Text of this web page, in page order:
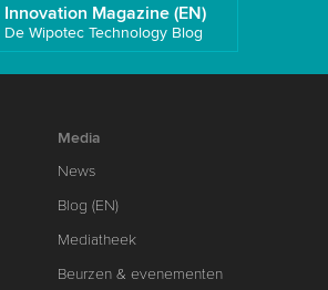
Innovation Magazine (EN)
De Wipotec Technology Blog
Media
News
Blog (EN)
Mediatheek
Beurzen & evenementen